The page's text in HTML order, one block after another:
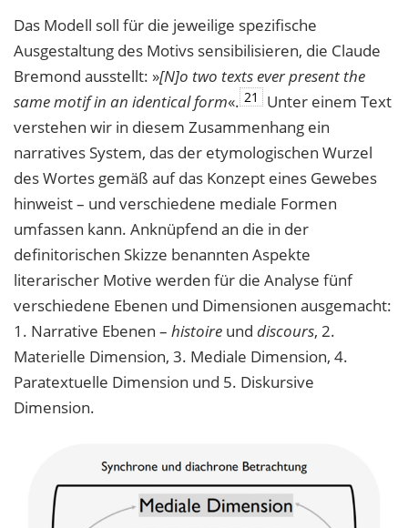
Das Modell soll für die jeweilige spezifische
Ausgestaltung des Motivs sensibilisieren, die Claude
Bremond ausstellt: »[N]o two texts ever present the
same motif in an identicalform«. 21
Unter einem Text
verstehen wir in diesem Zusammenhang ein
narratives System, das der etymologischen Wurzel
des Wortes gemäß auf das Konzept eines Gewebes
hinweist – und verschiedene mediale Formen
umfassen kann. Anknüpfend an die in der
definitorischen Skizze benannten Aspekte
literarischer Motive werden für die Analyse fünf
verschiedene Ebenen und Dimensionen ausgemacht:
1. Narrative Ebenen – histoire und discours, 2.
Materielle Dimension, 3. Mediale Dimension, 4.
Paratextuelle Dimension und 5. Diskursive
Dimension.